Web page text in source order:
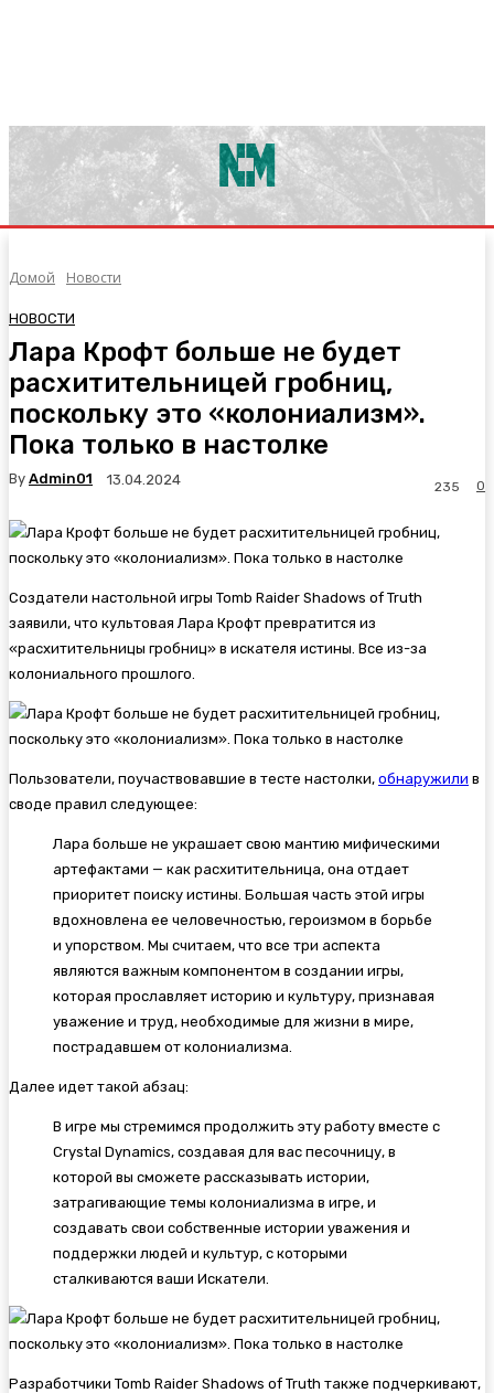
Домой Новости
НОВОСТИ
Лара Крофт больше не будет
расхитительницей гробниц,
поскольку это «колониализм».
Пока только в настолке
By Admin01 13.04.2024 0
235
Создатели настольной игры Tomb Raider Shadows of Truth
заявили, что культовая Лара Крофт превратится из
«расхитительницы гробниц» в искателя истины. Все из-за
колониального прошлого.
Пользователи, поучаствовавшие в тесте настолки, обнаружили в
своде правил следующее:
Лара больше не украшает свою мантию мифическими
артефактами — как расхитительница, она отдает
приоритет поиску истины. Большая часть этой игры
вдохновлена ее человечностью, героизмом в борьбе
и упорством. Мы считаем, что все три аспекта
являются важным компонентом в создании игры,
которая прославляет историю и культуру, признавая
уважение и труд, необходимые для жизни в мире,
пострадавшем от колониализма.
Далее идет такой абзац:
В игре мы стремимся продолжить эту работу вместе с
Crystal Dynamics, создавая для вас песочницу, в
которой вы сможете рассказывать истории,
затрагивающие темы колониализма в игре, и
создавать свои собственные истории уважения и
поддержки людей и культур, с которыми
сталкиваются ваши Искатели.
Разработчики Tomb Raider Shadows of Truth также подчеркивают,